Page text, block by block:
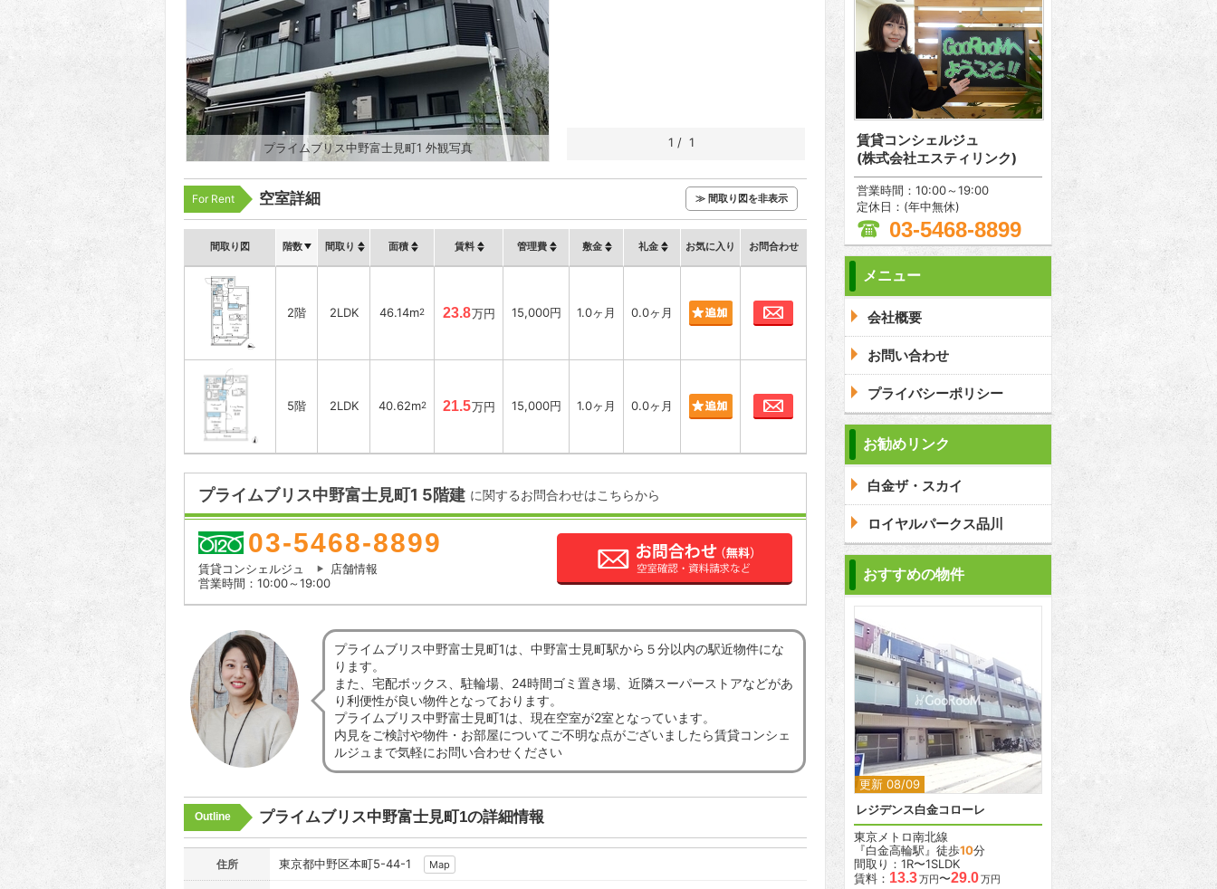
プライムブリス中野富士見町1 外観写真 1 / 1
For Rent 空室詳細 ≫ 間取り図を非表示
間取り図 階数 間取り 面積 賃料 管理費 敷金 礼金 お気に入り お問合わせ
2階 2LDK 46.14m2 23.8万円 15,000円 1.0ヶ月 0.0ヶ月
5階 2LDK 40.62m2 21.5万円 15,000円 1.0ヶ月 0.0ヶ月 お問合わせ
プライムブリス中野富士見町1 5階建 に関するお問合わせはこちらから
03-5468-8899
賃貸コンシェルジュ
店舗情報
営業時間：10:00～19:00
プライムブリス中野富士見町1は、中野富士見町駅から５分以内の駅近物件にな
ります。
また、宅配ボックス、駐輪場、24時間ゴミ置き場、近隣スーパーストアなどがあ
り利便性が良い物件となっております。
プライムブリス中野富士見町1は、現在空室が2室となっています。
内見をご検討や物件・お部屋についてご不明な点がございましたら賃貸コンシェ
ルジュまで気軽にお問い合わせください
Outline プライムブリス中野富士見町1の詳細情報
住所 東京都中野区本町5-44-1 Map
賃貸コンシェルジュ
(株式会社エスティリンク)
営業時間：10:00～19:00
定休日：(年中無休)
03-5468-8899
メニュー
会社概要
お問い合わせ
プライバシーポリシー
お勧めリンク
白金ザ・スカイ
ロイヤルパークス品川
おすすめの物件
更新 08/09
2 2
レジデンス白金コローレ
東京メトロ南北線
『白金高輪駅』徒歩10分
間取り：1R〜1SLDK
賃料： 13.3万円〜29.0万円